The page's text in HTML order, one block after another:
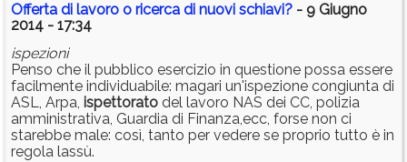
Offerta di lavoro o ricerca di nuovi schiavi? - 9 Giugno
2014 - 17:34
ispezioni
Penso che il pubblico esercizio in questione possa essere
facilmente individuabile: magari un'ispezione congiunta di
ASL, Arpa, ispettorato del lavoro NAS dei CC, polizia
amministrativa, Guardia di Finanza,ecc, forse non ci
starebbe male: così, tanto per vedere se proprio tutto è in
regola lassù.